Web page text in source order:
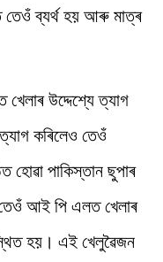
তেওঁ ব্যৰ্থ হয় আৰু মাত্ৰ
উদ্দেশ্যে ত্যাগ
কৰিলেও তেওঁ
হোৱা পাকিস্তান ছুপাৰ
আই পি এলত খেলাৰ
হয়। এই খেলুৱৈজন